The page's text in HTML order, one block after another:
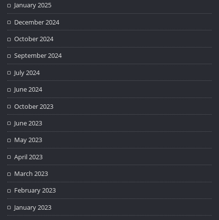
January 2025
December 2024
October 2024
September 2024
July 2024
June 2024
October 2023
June 2023
May 2023
April 2023
March 2023
February 2023
January 2023